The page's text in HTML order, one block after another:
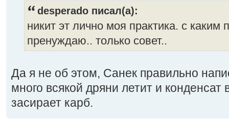
desperado писал(а):
никит эт лично моя практика. с
пренуждаю.. только совет..
Да я не об этом, Санек правильно
много всякой дряни летит и конденсат
засирает карб.